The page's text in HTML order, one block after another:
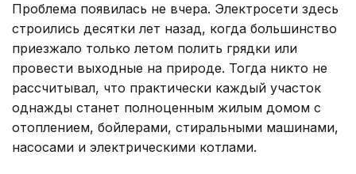
Проблема появилась не вчера. Электросети здесь
строились десятки лет назад, когда большинство
приезжало только летом полить грядки или
провести выходные на природе. Тогда никто не
рассчитывал, что практически каждый участок
однажды станет полноценным жилым домом с
отоплением, бойлерами, стиральными машинами,
насосами и электрическими котлами.